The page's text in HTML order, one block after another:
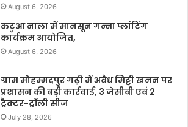
August 6, 2026
कटुआ नाला में मानसून गन्ना प्लांटिंग
कार्यक्रम आयोजित,
August 6, 2026
ग्राम मोहम्मदपुर गढ़ी में अवैध मिट्टी खनन पर
प्रशासन की बड़ी कार्रवाई, 3 जेसीबी एवं 2
ट्रैक्टर-ट्रॉली सीज
July 28, 2026